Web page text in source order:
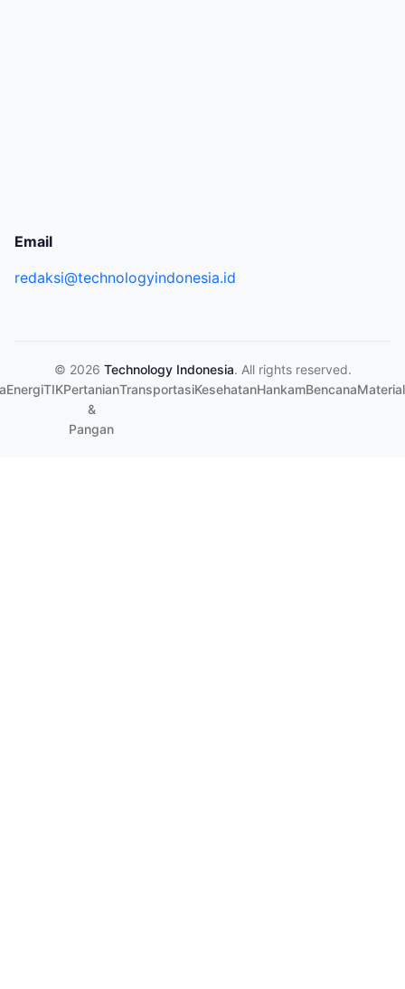
Email
redaksi@technologyindonesia.id
© 2026 Technology Indonesia. All rights reserved.
EnergiTIKPertanian
&
Pangan
TransportasiKesehatanHankamBencanaMaterial